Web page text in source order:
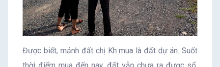
Được biết, mảnh đất chị Kh mua là đất dự án. Suốt
thời điểm mua đến nay, đất vẫn chưa ra được sổ,